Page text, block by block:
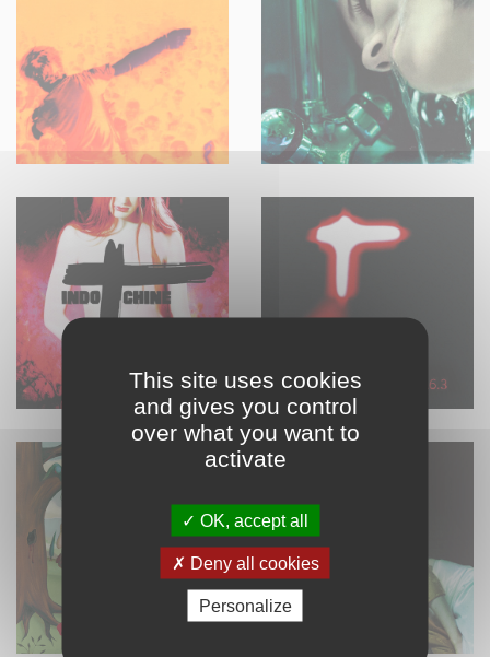
This site uses cookies
and gives you control
over what you want to
activate
OK, accept all
Deny all cookies
Personalize